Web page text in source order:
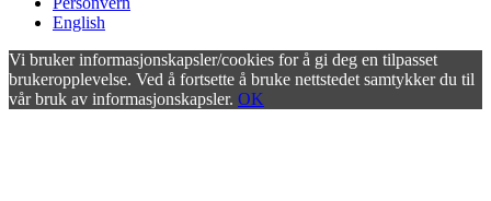
English
Vi bruker informasjonskapsler/cookies for å gi deg en tilpasset
brukeropplevelse. Ved å fortsette å bruke nettstedet samtykker du til
vår bruk av informasjonskapsler. OK